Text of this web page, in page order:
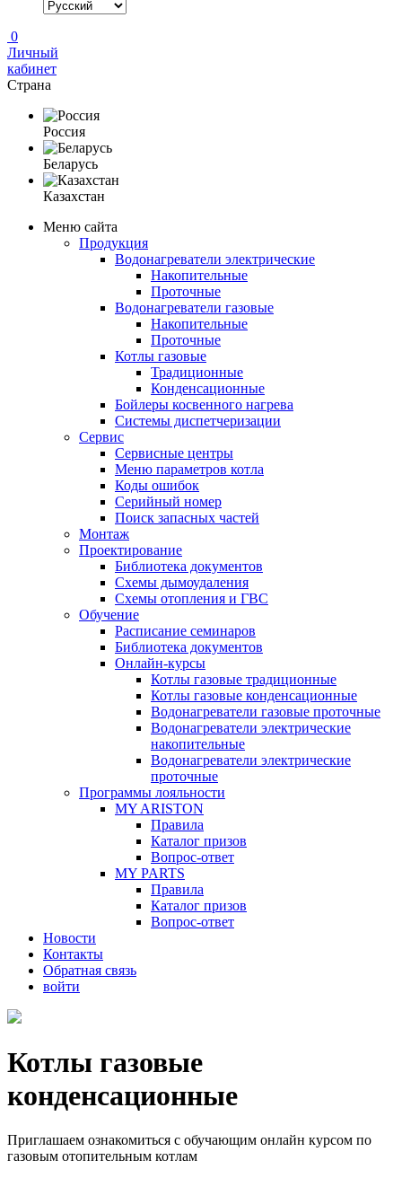
0
Личный
кабинет
Страна
Россия
Беларусь
Казахстан
Меню сайта
Продукция
Водонагреватели электрические
Накопительные
Проточные
Водонагреватели газовые
Накопительные
Проточные
Котлы газовые
Традиционные
Конденсационные
Бойлеры косвенного нагрева
Системы диспетчеризации
Сервис
Сервисные центры
Меню параметров котла
Коды ошибок
Серийный номер
Поиск запасных частей
Монтаж
Проектирование
Библиотека документов
Схемы дымоудаления
Схемы отопления и ГВС
Обучение
Расписание семинаров
Библиотека документов
Онлайн-курсы
Котлы газовые традиционные
Котлы газовые конденсационные
Водонагреватели газовые проточные
Водонагреватели электрические
накопительные
Водонагреватели электрические
проточные
Программы лояльности
MY ARISTON
Правила
Каталог призов
Вопрос-ответ
MY PARTS
Правила
Каталог призов
Вопрос-ответ
Новости
Контакты
Обратная связь
войти
Котлы газовые
конденсационные
Приглашаем ознакомиться с обучающим онлайн курсом по
газовым отопительным котлам